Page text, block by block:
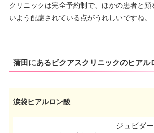
クリニックは完全予約制で、ほかの患者と顔
いよう配慮されている点がうれしいですね。
蒲田にあるビクアスクリニックのヒアル
涙袋ヒアルロン酸
ジュビダ